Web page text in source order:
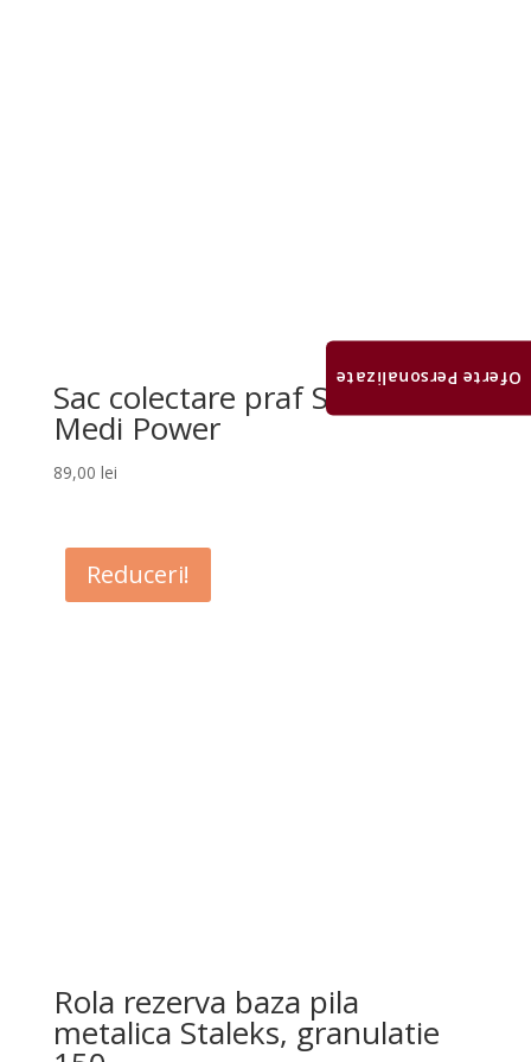
Sac colectare praf Saeshin –
Medi Power
89,00 lei
Reduceri!
Rola rezerva baza pila
metalica Staleks, granulatie
Oferte Personalizate